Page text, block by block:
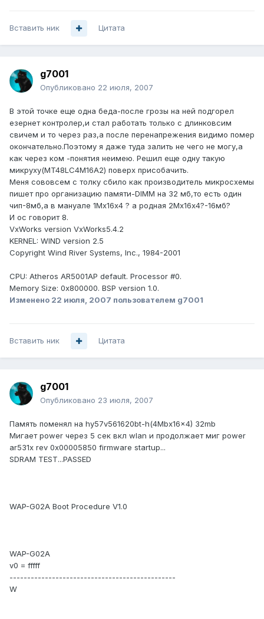
Вставить ник Цитата
g7001
Опубликовано 22 июля, 2007
В этой точке еще одна беда-после грозы на ней подгорел
езернет контролер,и стал работать только с длинковсим
свичем и то через раз,а после перенапрежения видимо помер
окончательно.Поэтому я даже туда залить не чего не могу,а
как через ком -понятия неимею. Решил еще одну такую
микруху(MT48LC4M16A2) поверх присобачить.
Меня сововсем с толку сбило как производитель микросхемы
пишет про организацию памяти-DIMM на 32 мб,то есть один
чип-8мб,а в мануале 1Мх16х4 ? а родная 2Мх16х4?-16мб?
И ос говорит 8.
VxWorks version VxWorks5.4.2
KERNEL: WIND version 2.5
Copyright Wind River Systems, Inc., 1984-2001
CPU: Atheros AR5001AP default. Processor #0.
Memory Size: 0x800000. BSP version 1.0.
Изменено 22 июля, 2007 пользователем g7001
Вставить ник Цитата
g7001
Опубликовано 23 июля, 2007
Память поменял на hy57v561620bt-h(4Mbx16x4) 32mb
Мигает power через 5 сек вкл wlan и продолжает миг power
ar531x rev 0x00005850 firmware startup...
SDRAM TEST...PASSED
WAP-G02A Boot Procedure V1.0
WAP-G02A
v0 = fffff
-----------------------------------------------
W